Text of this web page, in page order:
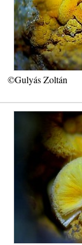
©Gulyás Zoltán